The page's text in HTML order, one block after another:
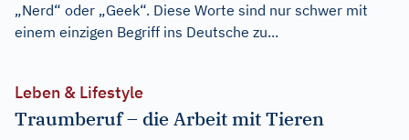
„Nerd“ oder „Geek“. Diese Worte sind nur schwer mit
einem einzigen Begriff ins Deutsche zu...
Leben & Lifestyle
Traumberuf – die Arbeit mit Tieren